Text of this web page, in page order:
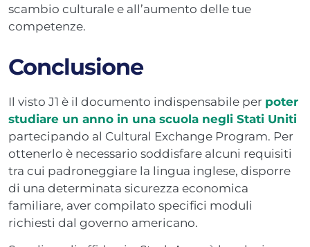
scambio culturale e all’aumento delle tue
competenze.
Conclusione
Il visto J1 è il documento indispensabile per poter
studiare un anno in una scuola negli Stati Uniti
partecipando al Cultural Exchange Program. Per
ottenerlo è necessario soddisfare alcuni requisiti
tra cui padroneggiare la lingua inglese, disporre
di una determinata sicurezza economica
familiare, aver compilato specifici moduli
richiesti dal governo americano.